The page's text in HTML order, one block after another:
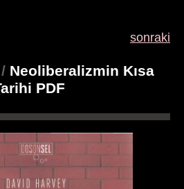
sonraki
/ Neoliberalizmin Kısa
PDF